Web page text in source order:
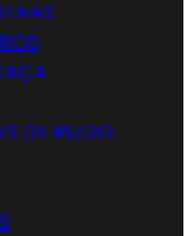
DE RUIDO